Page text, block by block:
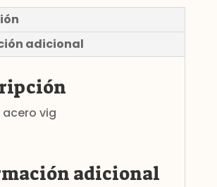
adicional
acero vig
adicional